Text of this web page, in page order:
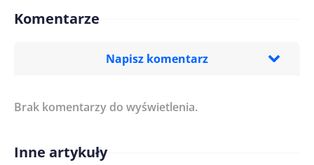
Komentarze
Napisz komentarz
Treść komentarza*
Imię/ Nick*
Brak komentarzy do wyświetlenia.
Inne artykuły